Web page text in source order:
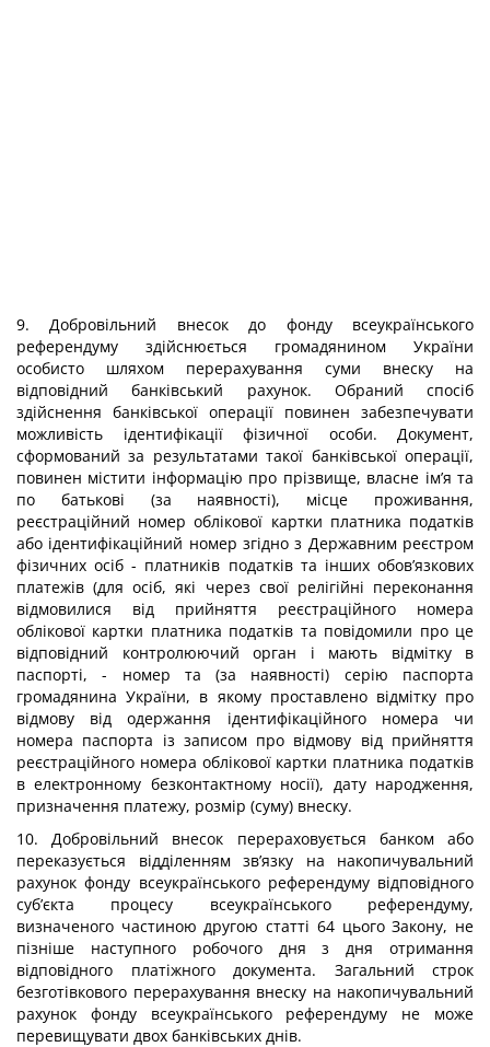
9. Добровільний внесок до фонду всеукраїнського
референдуму здійснюється громадянином України
особисто шляхом перерахування суми внеску на
відповідний банківський рахунок. Обраний спосіб
здійснення банківської операції повинен забезпечувати
можливість ідентифікації фізичної особи. Документ,
сформований за результатами такої банківської операції,
повинен містити інформацію про прізвище, власне ім’я та
по батькові (за наявності), місце проживання,
реєстраційний номер облікової картки платника податків
або ідентифікаційний номер згідно з Державним реєстром
фізичних осіб - платників податків та інших обов’язкових
платежів (для осіб, які через свої релігійні переконання
відмовилися від прийняття реєстраційного номера
облікової картки платника податків та повідомили про це
відповідний контролюючий орган і мають відмітку в
паспорті, - номер та (за наявності) серію паспорта
громадянина України, в якому проставлено відмітку про
відмову від одержання ідентифікаційного номера чи
номера паспорта із записом про відмову від прийняття
реєстраційного номера облікової картки платника податків
в електронному безконтактному носії), дату народження,
призначення платежу, розмір (суму) внеску.
10. Добровільний внесок перераховується банком або
переказується відділенням зв’язку на накопичувальний
рахунок фонду всеукраїнського референдуму відповідного
суб’єкта процесу всеукраїнського референдуму,
визначеного частиною другою статті 64 цього Закону, не
пізніше наступного робочого дня з дня отримання
відповідного платіжного документа. Загальний строк
безготівкового перерахування внеску на накопичувальний
рахунок фонду всеукраїнського референдуму не може
перевищувати двох банківських днів.